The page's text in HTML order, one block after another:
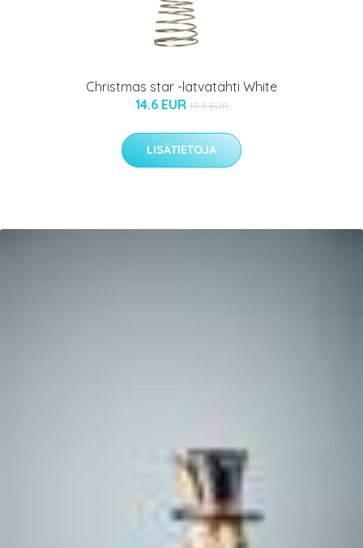
Christmas star -latvatähti White
14.6 EUR 19.5 EUR
LISÄTIETOJA